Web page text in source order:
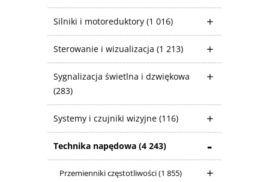
Silniki i motoreduktory (1 016)
Sterowanie i wizualizacja (1 213)
Sygnalizacja świetlna i dzwiękowa
(283)
Systemy i czujniki wizyjne (116)
Technika napędowa (4 243)
Przemienniki częstotliwości(1 855)